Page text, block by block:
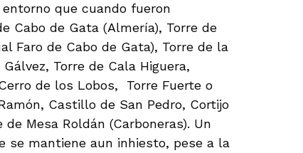
que cuando fueron
Cabo de Gata (Almería), Torre de
Faro de Cabo de Gata), Torre de la
Torre de Cala Higuera,
de los Lobos, Torre Fuerte o
Castillo de San Pedro, Cortijo
Mesa Roldán (Carboneras). Un
se mantiene aun inhiesto, pese a la